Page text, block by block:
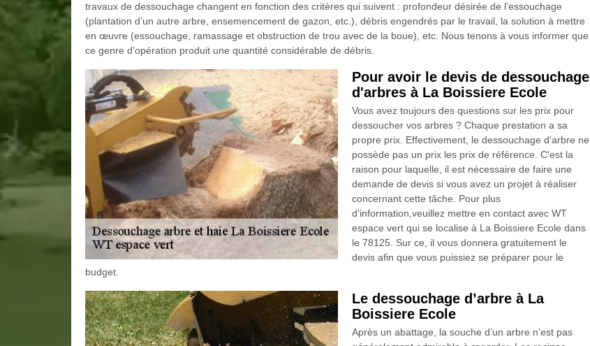
travaux de dessouchage changent en fonction des critères qui suivent : profondeur désirée de l’essouchage
(plantation d’un autre arbre, ensemencement de gazon, etc.), débris engendrés par le travail, la solution à mettre
en œuvre (essouchage, ramassage et obstruction de trou avec de la boue), etc. Nous tenons à vous informer que
ce genre d’opération produit une quantité considérable de débris.
Pour avoir le devis de dessouchage
d'arbres à La Boissiere Ecole
Vous avez toujours des questions sur les prix pour
dessoucher vos arbres ? Chaque prestation a sa
propre prix. Effectivement, le dessouchage d'arbre ne
possède pas un prix les prix de référence. C'est la
raison pour laquelle, il est nécessaire de faire une
demande de devis si vous avez un projet à réaliser
concernant cette tâche. Pour plus
d'information,veuillez mettre en contact avec WT
espace vert qui se localise à La Boissiere Ecole dans
le 78125. Sur ce, il vous donnera gratuitement le
devis afin que vous puissiez se préparer pour le
budget.
Le dessouchage d’arbre à La
Boissiere Ecole
Après un abattage, la souche d’un arbre n’est pas